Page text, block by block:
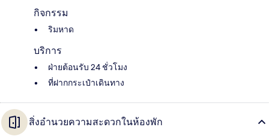
กิจกรรม
ริมหาด
บริการ
ฝ่ายต้อนรับ 24 ชั่วโมง
ที่ฝากกระเป๋าเดินทาง
สิ่งอำนวยความสะดวกในห้องพัก